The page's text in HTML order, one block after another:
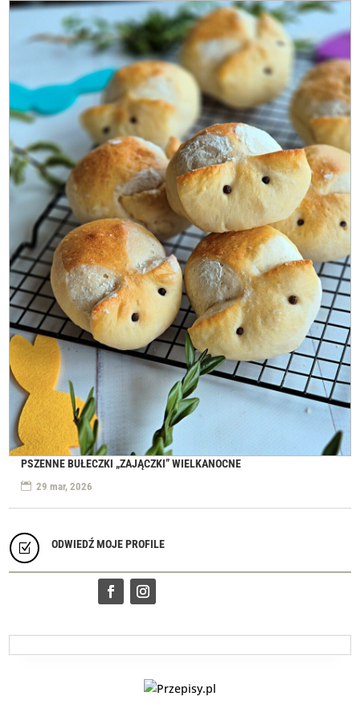
PSZENNE BUŁECZKI „ZAJĄCZKI” WIELKANOCNE
29 mar, 2026
Z ODWIEDŹ MOJE PROFILE